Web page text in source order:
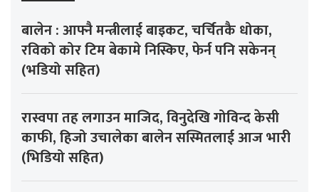
बालेन : आफ्नै मन्त्रीलाई बाइकट, चर्चितकै धोका,
रविको कोर टिम बेकामे निस्किए, फेर्न पनि सकेनन्
(भडियो सहित)
रास्वपा तह लगाउन माजिद, विनुदेखि गोविन्द केसी
काफी, हिजो उचालेका बालेन सस्मितलाई आज भारी
(भिडियो सहित)